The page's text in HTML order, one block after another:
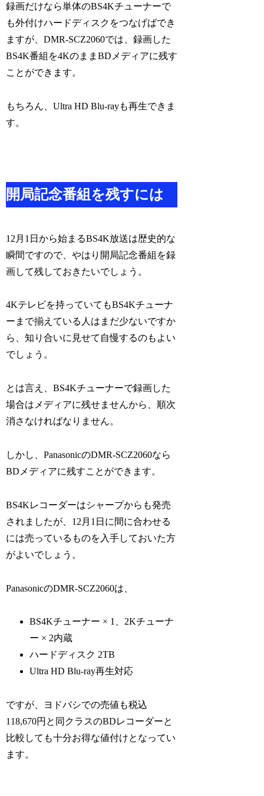
録画だけなら単体のBS4Kチューナーで
も外付けハードディスクをつなげばでき
ますが、DMR-SCZ2060では、録画した
BS4K番組を4KのままBDメディアに残す
ことができます。
もちろん、Ultra HD Blu-rayも再生できま
す。
開局記念番組を残すには
12月1日から始まるBS4K放送は歴史的な
瞬間ですので、やはり開局記念番組を録
画して残しておきたいでしょう。
4Kテレビを持っていてもBS4Kチューナ
ーまで揃えている人はまだ少ないですか
ら、知り合いに見せて自慢するのもよい
でしょう。
とは言え、BS4Kチューナーで録画した
場合はメディアに残せませんから、順次
消さなければなりません。
しかし、PanasonicのDMR-SCZ2060なら
BDメディアに残すことができます。
BS4Kレコーダーはシャープからも発売
されましたが、12月1日に間に合わせる
には売っているものを入手しておいた方
がよいでしょう。
PanasonicのDMR-SCZ2060は、
BS4Kチューナー × 1、2Kチューナ
ー × 2内蔵
ハードディスク 2TB
Ultra HD Blu-ray再生対応
ですが、ヨドバシでの売値も税込
118,670円と同クラスのBDレコーダーと
比較しても十分お得な値付けとなってい
ます。